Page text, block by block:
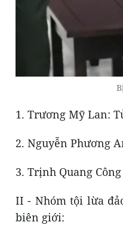
1. Trương Mỹ Lan:
2. Nguyễn Phương
3. Trịnh Quang
II - Nhóm tội lừa
biên giới: